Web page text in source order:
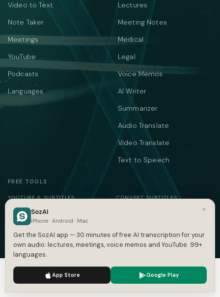
Video to Text
Note Taker
Meetings
YouTube
Podcasts
Languages
Lectures
Meeting Notes
Medical
Legal
Voice Memos
AI Writer
Summarizer
Audio Translate
Video Translate
Text to Speech
FREE TOOLS
YOUTUBE & SUBTITLES
YouTube Transcript
Subtitle Generator
SRT Generator
SRT Validator
Time Shift
CONVERT SUBTITLES
VTT ↔ SRT
SRT to VTT
SBV to SRT
ASS to SRT
We use cookies to enhance your experience.
×
SozAI
iPhone · Android · Mac
Get the SozAI app — 30 minutes of free AI transcription for your
own audio: lectures, meetings, voice memos and YouTube. 99+
languages.
App Store Google Play